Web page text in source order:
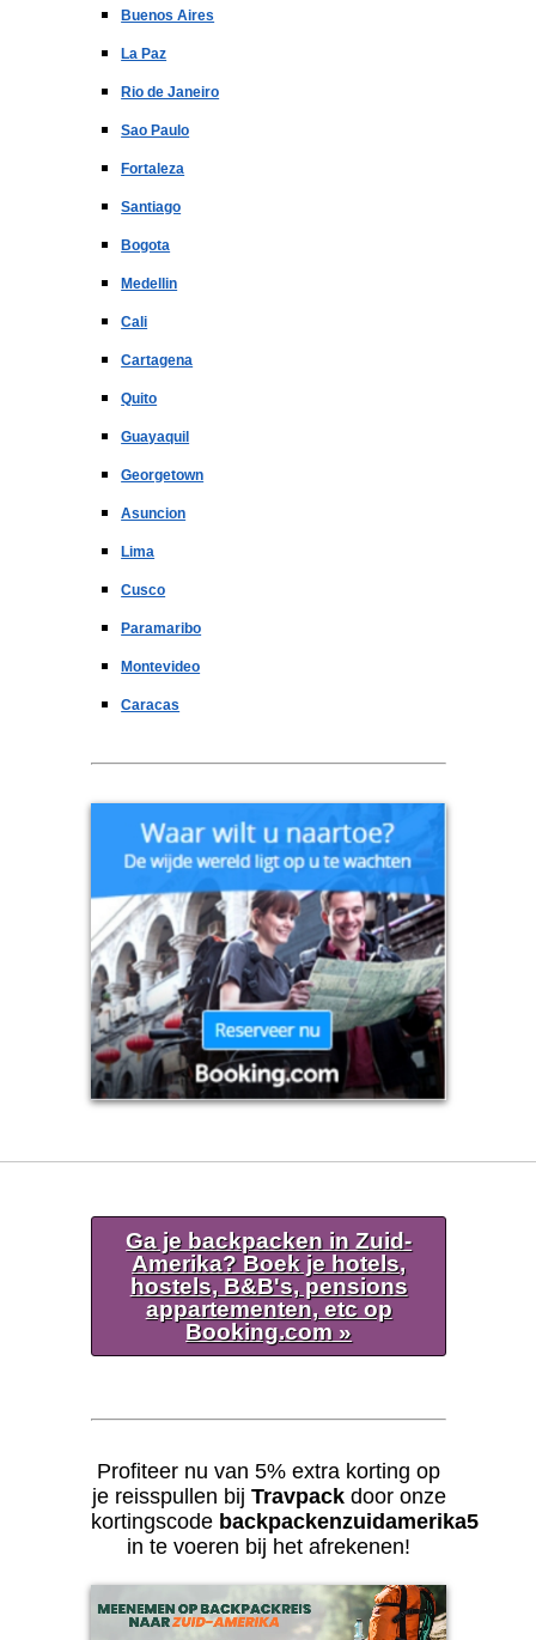
Buenos Aires
La Paz
Rio de Janeiro
Sao Paulo
Fortaleza
Santiago
Bogota
Medellin
Cali
Cartagena
Quito
Guayaquil
Georgetown
Asuncion
Lima
Cusco
Paramaribo
Montevideo
Caracas
Ga je backpacken in Zuid-
Amerika? Boek je hotels,
hostels, B&B's, pensions
appartementen, etc op
Booking.com »
Profiteer nu van 5% extra korting op
je reisspullen bij Travpackdoor onze
kortingscode backpackenzuidamerika5
in te voeren bij het afrekenen!